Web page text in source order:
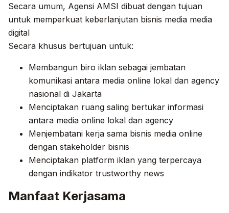
Secara umum, Agensi AMSI dibuat dengan tujuan
untuk memperkuat keberlanjutan bisnis media media
digital
Secara khusus bertujuan untuk:
Membangun biro iklan sebagai jembatan
komunikasi antara media online lokal dan agency
nasional di Jakarta
Menciptakan ruang saling bertukar informasi
antara media online lokal dan agency
Menjembatani kerja sama bisnis media online
dengan stakeholder bisnis
Menciptakan platform iklan yang terpercaya
dengan indikator trustworthy news
Manfaat Kerjasama